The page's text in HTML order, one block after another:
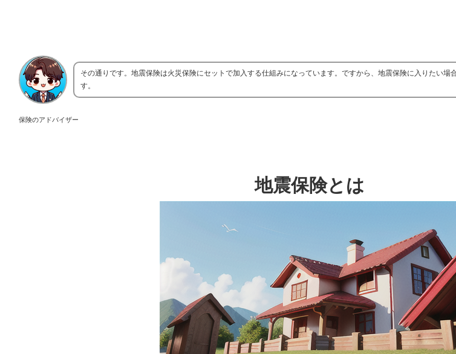
保険のアドバイザー
その通りです。地震保険は火災保険にセットで加入する仕組みになっています。ですから、地震保険に入りたい場
す。
地震保険とは